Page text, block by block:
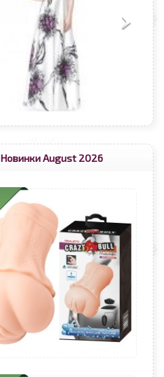
Новинки August 2026